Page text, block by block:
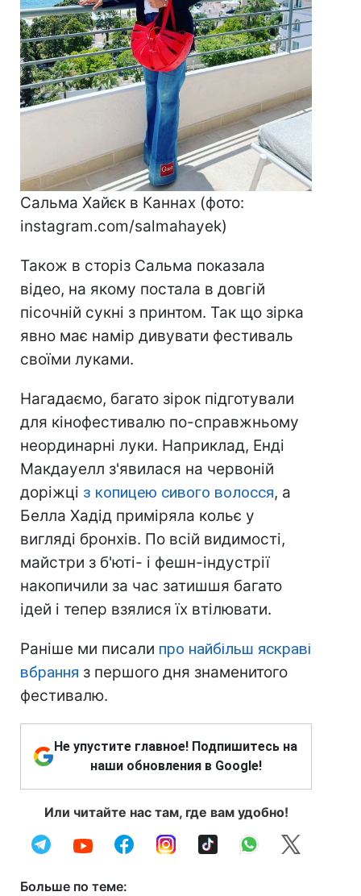
Сальма Хайєк в Каннах (фото:
instagram.com/salmahayek)
Також в сторіз Сальма показала
відео, на якому постала в довгій
пісочній сукні з принтом. Так що зірка
явно має намір дивувати фестиваль
своїми луками.
Нагадаємо, багато зірок підготували
для кінофестивалю по-справжньому
неординарні луки. Наприклад, Енді
Макдауелл з'явилася на червоній
доріжці з копицею сивого волосся, а
Белла Хадід приміряла кольє у
вигляді бронхів. По всій видимості,
майстри з б'юті- і фешн-індустрії
накопичили за час затишшя багато
ідей і тепер взялися їх втілювати.
Раніше ми писали про найбільш яскраві
вбрання з першого дня знаменитого
фестивалю.
Не упустите главное! Подпишитесь на
наши обновления в Google!
Или читайте нас там, где вам удобно!
Больше по теме: